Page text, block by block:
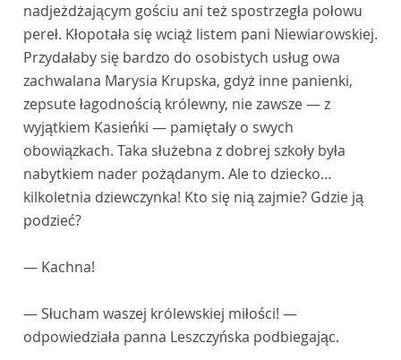
nadjeżdżającym gościu ani też spostrzegła połowu
pereł. Kłopotała się wciąż listem pani Niewiarowskiej.
Przydałaby się bardzo do osobistych usług owa
zachwalana Marysia Krupska, gdyż inne panienki,
zepsute łagodnością królewny, nie zawsze — z
wyjątkiem Kasieńki — pamiętały o swych
obowiązkach. Taka służebna z dobrej szkoły była
nabytkiem nader pożądanym. Ale to dziecko…
kilkoletnia dziewczynka! Kto się nią zajmie? Gdzie ją
podzieć?
— Kachna!
— Słucham waszej królewskiej miłości! —
odpowiedziała panna Leszczyńska podbiegając.